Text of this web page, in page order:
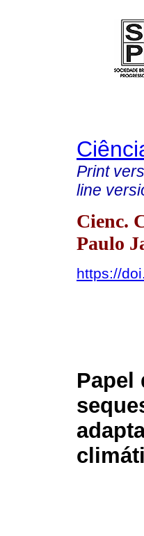
Print
line
Cienc.
Paulo
https://
Papel